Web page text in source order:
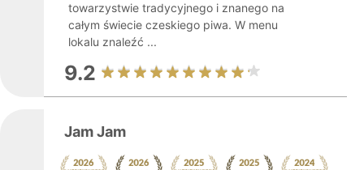
towarzystwie tradycyjnego i znanego na
całym świecie czeskiego piwa. W menu
lokalu znaleźć ...
9.2
Jam Jam